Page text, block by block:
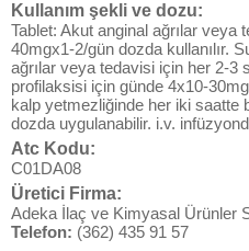
Kullanım şekli ve dozu:
Tablet: Akut anginal ağrılar veya
40mgx1-2/gün dozda kullanılır.
ağrılar veya tedavisi için her 2-3
profilaksisi için günde 4x10-
kalp yetmezliğinde her iki saatte
dozda uygulanabilir. i.v.
Atc Kodu:
C01DA08
Üretici Firma:
Adeka İlaç ve Kimyasal Ürünler
Telefon: (362) 435 91 57